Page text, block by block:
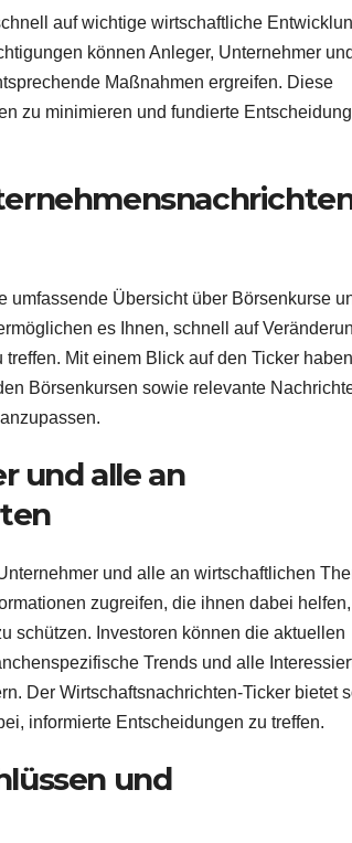
auf wichtige wirtschaftliche
können Anleger, Unternehmer und
Maßnahmen ergreifen. Diese
zu minimieren und fundierte
Übersicht über Börsenkurse
es Ihnen, schnell auf
Mit einem Blick auf den Ticker
Börsenkursen sowie relevante
und alle an
und alle an wirtschaftlichen
zugreifen, die ihnen dabei helfen,
schützen. Investoren können die aktuellen
Trends und alle
Der Wirtschaftsnachrichten-Ticker bietet
informierte Entscheidungen zu treffen.
und